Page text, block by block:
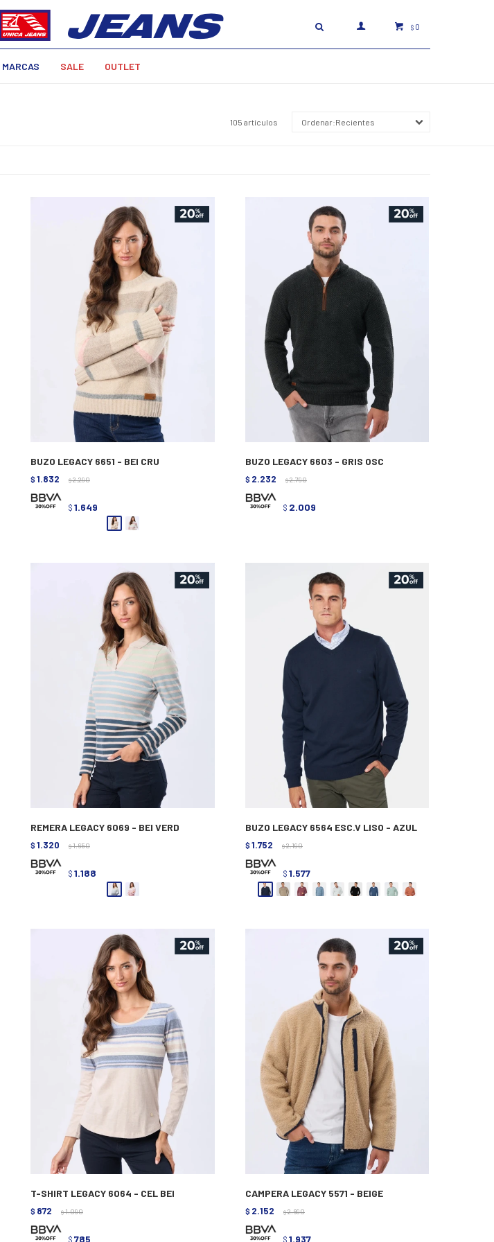
MARCAS SALE OUTLET
$ 0
105 artículos Recientes
BUZO LEGACY 6651 - BEI CRU
$ 1.832 $ 2.290
$ 1.649
BUZO LEGACY 6603 - GRIS OSC
$ 2.232 $ 2.790
$ 2.009
REMERA LEGACY 6069 - BEI VERD
$ 1.320 $ 1.650
$ 1.188
BUZO LEGACY 6564 ESC.V LISO - AZUL
$ 1.752 $ 2.190
$ 1.577
T-SHIRT LEGACY 6064 - CEL BEI
$ 872 $ 1.090
$ 785
CAMPERA LEGACY 5571 - BEIGE
$ 2.152 $ 2.690
$ 1.937